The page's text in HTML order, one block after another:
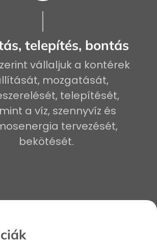
telepítés, bontás
vállaljuk a kontérek
mozgatását,
telepítését,
a víz, szennyvíz és
tervezését,
bekötését.